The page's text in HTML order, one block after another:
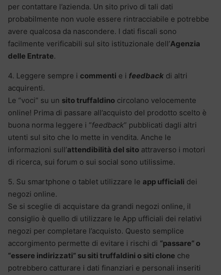
per contattare l’azienda. Un sito privo di tali dati
probabilmente non vuole essere rintracciabile e potrebbe
avere qualcosa da nascondere. I dati fiscali sono
facilmente verificabili sul sito istituzionale dell’Agenzia
delle Entrate.
4. Leggere sempre i commenti e i feedback di altri
acquirenti.
Le “voci” su un sito truffaldino circolano velocemente
online! Prima di passare all’acquisto del prodotto scelto è
buona norma leggere i “feedback” pubblicati dagli altri
utenti sul sito che lo mette in vendita. Anche le
informazioni sull’attendibilità del sito attraverso i motori
di ricerca, sui forum o sui social sono utilissime.
5. Su smartphone o tablet utilizzare le app ufficiali dei
negozi online.
Se si sceglie di acquistare da grandi negozi online, il
consiglio è quello di utilizzare le App ufficiali dei relativi
negozi per completare l’acquisto. Questo semplice
accorgimento permette di evitare i rischi di “passare” o
“essere indirizzati” su siti truffaldini o siti clone che
potrebbero catturare i dati finanziari e personali inseriti